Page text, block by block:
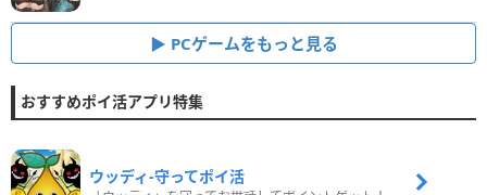
PCゲームをもっと見る
おすすめポイ活アプリ特集
ウッディ‐守ってポイ活